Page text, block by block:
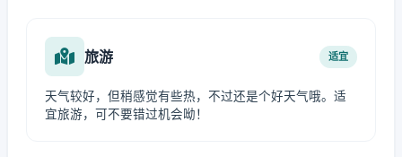
旅游 适宜
天气较好，但稍感觉有些热，不过还是个好天气哦。适
宜旅游，可不要错过机会呦！